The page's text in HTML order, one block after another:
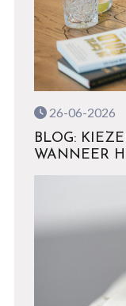
26-06-2026
BLOG:
WANNEER